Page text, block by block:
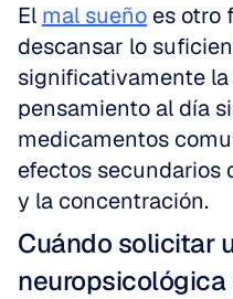
El mal sueño es otro
descansar lo
significativamente
pensamiento al día
medicamentos
efectos secundarios
y la concentración.
Cuándo solicitar